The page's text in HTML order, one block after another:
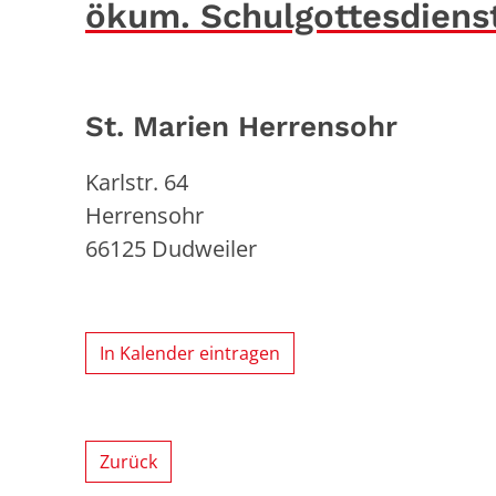
ökum.
St. Marien Herrensohr
Karlstr. 64
Herrensohr
66125 Dudweiler
In Kalender eintragen
Zurück